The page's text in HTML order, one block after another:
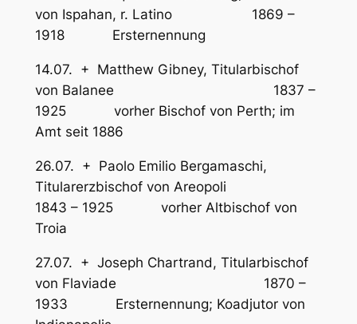
von Ispahan, r. Latino 1869 –
1918 Ersternennung
14.07. + Matthew Gibney, Titularbischof
von Balanee 1837 –
1925 vorher Bischof von Perth; im
Amt seit 1886
26.07. + Paolo Emilio Bergamaschi,
Titularerzbischof von Areopoli
1843 – 1925 vorher Altbischof von
Troia
27.07. + Joseph Chartrand, Titularbischof
von Flaviade 1870 –
1933 Ersternennung; Koadjutor von